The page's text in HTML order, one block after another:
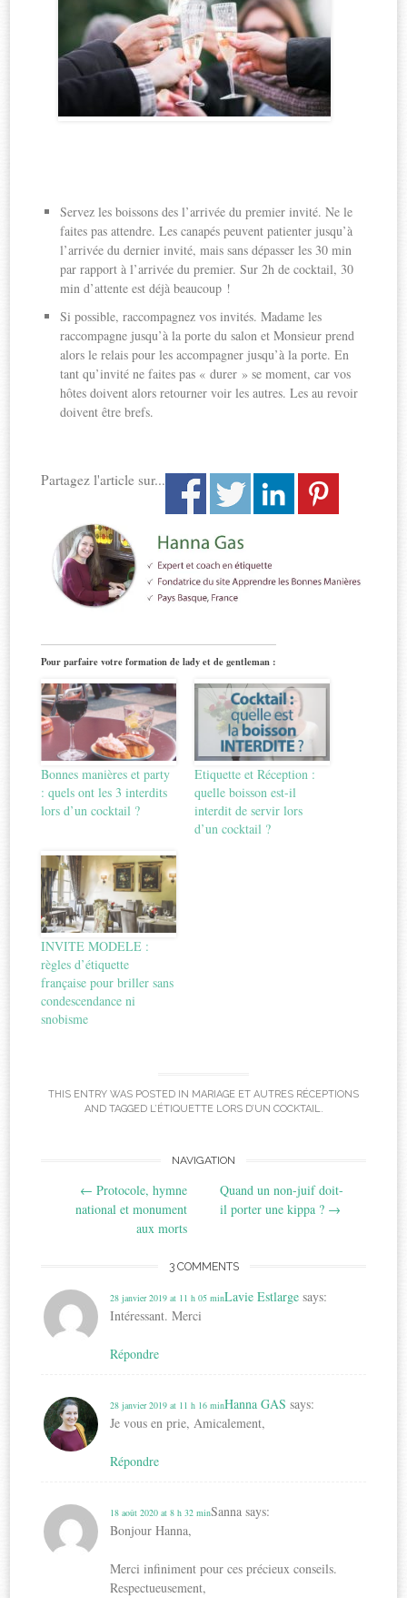
Servez les boissons des l’arrivée du premier invité. Ne le
faites pas attendre. Les canapés peuvent patienter jusqu’à
l’arrivée du dernier invité, mais sans dépasser les 30 min
par rapport à l’arrivée du premier. Sur 2h de cocktail, 30
min d’attente est déjà beaucoup !
Si possible, raccompagnez vos invités. Madame les
raccompagne jusqu’à la porte du salon et Monsieur prend
alors le relais pour les accompagner jusqu’à la porte. En
tant qu’invité ne faites pas « durer » se moment, car vos
hôtes doivent alors retourner voir les autres. Les au revoir
doivent être brefs.
Partagez l'article sur...
Pour parfaire votre formation de lady et de gentleman :
Bonnes manières et party
: quels ont les 3 interdits
lors d’un cocktail ?
Etiquette et Réception :
quelle boisson est-il
interdit de servir lors
d’un cocktail ?
INVITE MODELE :
règles d’étiquette
française pour briller sans
condescendance ni
snobisme
THIS ENTRY WAS POSTED IN MARIAGE ET AUTRES RÉCEPTIONS
AND TAGGED L’ÉTIQUETTE LORS D’UN COCKTAIL.
navigation
NAVIGATION
← Protocole, hymne
national et monument
aux morts
Quand un non-juif doit-
il porter une kippa ? →
3 COMMENTS
Lavie Estlarge says:
28 janvier 2019 at 11 h 05 min
Intéressant. Merci
Répondre
Hanna GAS says:
28 janvier 2019 at 11 h 16 min
Je vous en prie, Amicalement,
Répondre
Sanna says:
18 août 2020 at 8 h 32 min
Bonjour Hanna,
Merci infiniment pour ces précieux conseils.
Respectueusement,